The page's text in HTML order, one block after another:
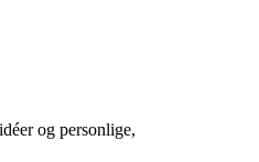
og personlige,